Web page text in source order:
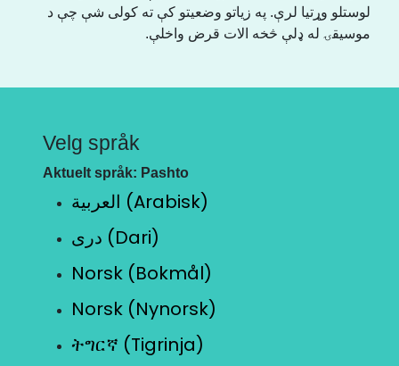
لوستلو وړتیا لرې. په زیاتو وضعیتو کې ته کولی شې چې د
موسیقۍ له ډلې څخه الات قرض واخلې.
Velg språk
Aktuelt språk: Pashto
العربية (Arabisk)
دری (Dari)
Norsk (Bokmål)
Norsk (Nynorsk)
ትግርኛ (Tigrinja)